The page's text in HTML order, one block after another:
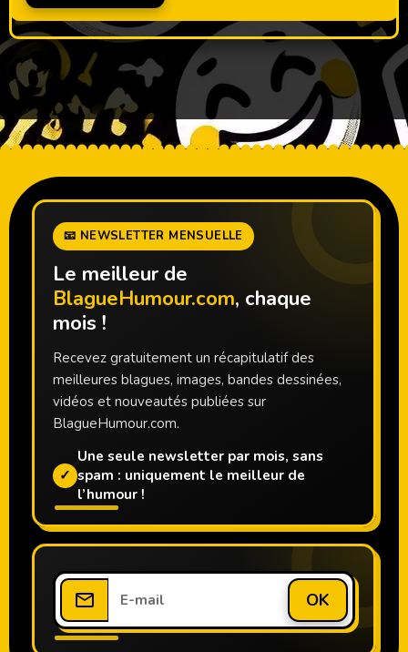
📧 NEWSLETTER MENSUELLE
Le meilleur de
BlagueHumour.com, chaque
mois !
Recevez gratuitement un récapitulatif des
meilleures blagues, images, bandes dessinées,
vidéos et nouveautés publiées sur
BlagueHumour.com.
✓
Une seule newsletter par mois, sans
spam : uniquement le meilleur de
l’humour !
OK